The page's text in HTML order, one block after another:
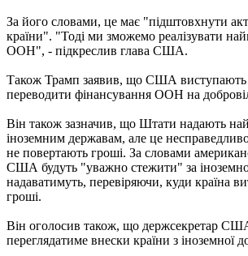
За його словами, це має "підштовхнути
країни". "Тоді ми зможемо реалізувати
ООН", - підкреслив глава США.
Також Трамп заявив, що США виступають
переводити фінансування ООН на
Він також зазначив, що Штати надають
іноземним державам, але це
не повертають гроші. За словами
США будуть "уважно стежити" за
надаватимуть, перевіряючи, куди країна
гроші.
Він оголосив також, що держсекретар
переглядатиме внески країни з іноземної